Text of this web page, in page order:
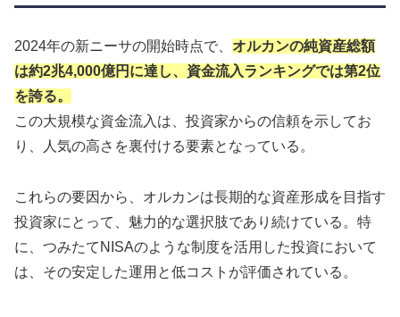
2024年の新ニーサの開始時点で、 オルカンの純資産総額
は約2兆4,000億円に達し、資金流入ランキングでは第2位
を誇る。
この大規模な資金流入は、投資家からの信頼を示してお
り、人気の高さを裏付ける要素となっている。
これらの要因から、オルカンは長期的な資産形成を目指す
投資家にとって、魅力的な選択肢であり続けている。特
に、つみたてNISAのような制度を活用した投資において
は、その安定した運用と低コストが評価されている。